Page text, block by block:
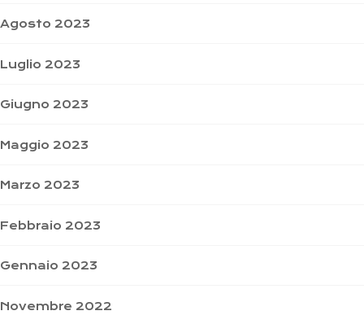
Agosto 2023
Luglio 2023
Giugno 2023
Maggio 2023
Marzo 2023
Febbraio 2023
Gennaio 2023
Novembre 2022